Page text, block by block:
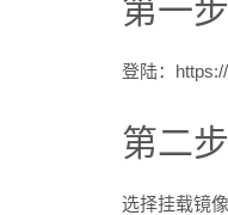
第一步
登陆：
第二步
选择挂载镜